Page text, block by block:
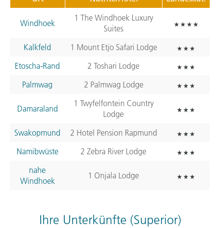
Windhoek
1 The Windhoek Luxury
Suites
Kalkfeld
1 Mount Etjo Safari Lodge
Etoscha-Rand
2 Toshari Lodge
Palmwag
2 Palmwag Lodge
Damaraland
1 Twyfelfontein Country
Lodge
Swakopmund
2 Hotel Pension Rapmund
Namibwüste
2 Zebra River Lodge
nahe
Windhoek
1 Onjala Lodge
Ihre Unterkünfte (Superior)